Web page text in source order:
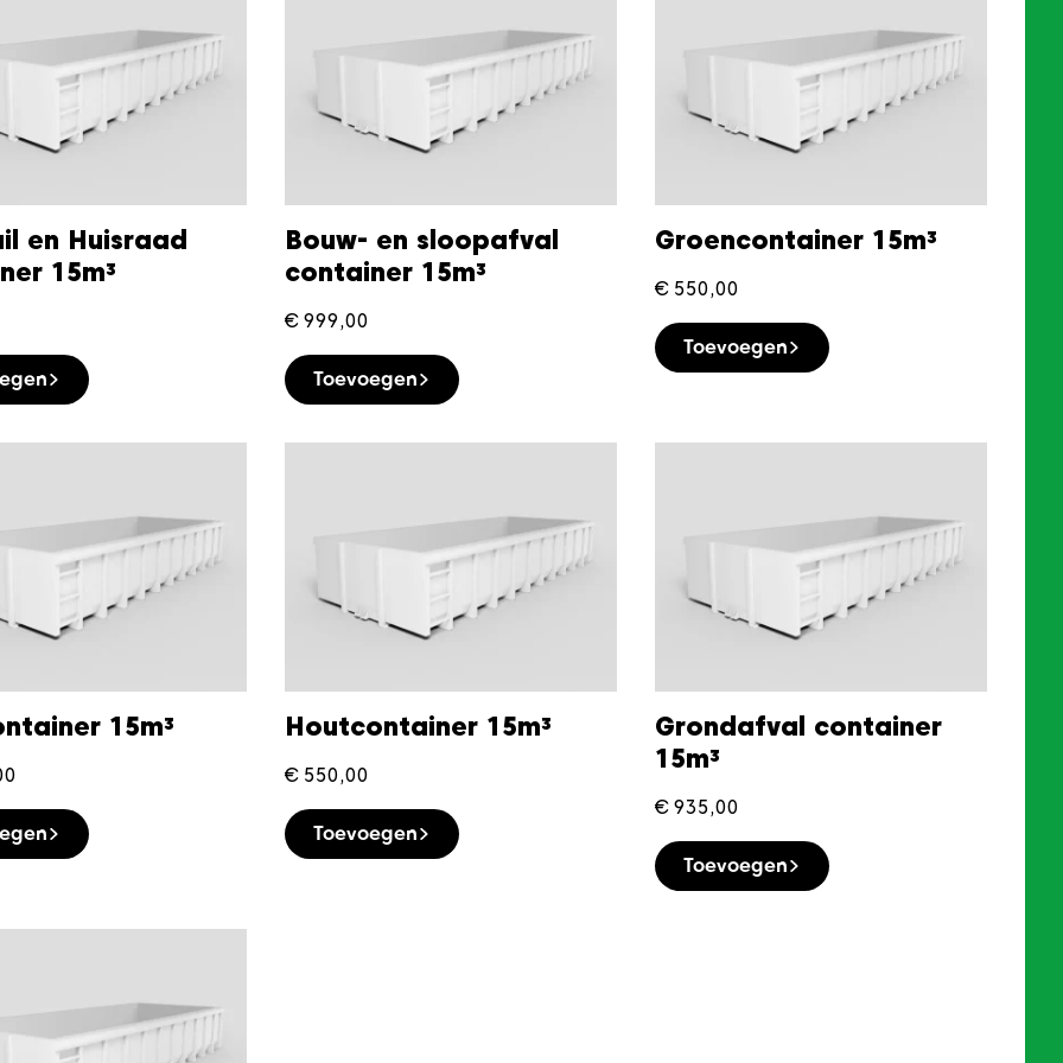
en Huisraad
15m³
Bouw- en sloopafval
container 15m³
€ 999,00
Toevoegen
Groencontainer 15m³
€ 550,00
Toevoegen
15m³ Houtcontainer 15m³
€ 550,00
Toevoegen
Grondafval container
15m³
€ 935,00
Toevoegen